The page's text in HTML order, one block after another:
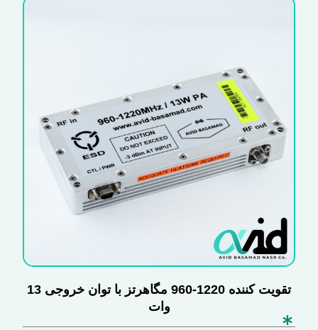
تقویت کننده 1220-960 مگاهرتز با توان خروجی 13
وات